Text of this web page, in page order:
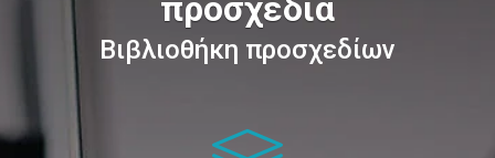
προσχέδια
Βιβλιοθήκη προσχεδίων